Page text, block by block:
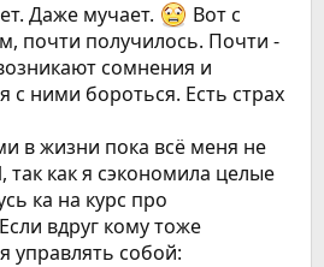
Даже мучает.
Вот с
почти получилось. Почти -
сомнения и
с ними бороться. Есть страх
в жизни пока всё меня не
так как я сэкономила целые
ка на курс про
вдруг кому тоже
управлять собой: